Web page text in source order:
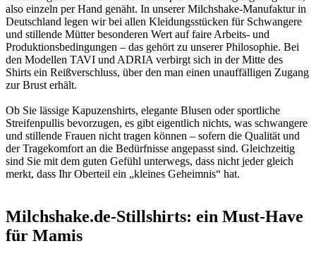
also einzeln per Hand genäht. In unserer Milchshake-Manufaktur in
Deutschland legen wir bei allen Kleidungsstücken für Schwangere
und stillende Mütter besonderen Wert auf faire Arbeits- und
Produktionsbedingungen – das gehört zu unserer Philosophie. Bei
den Modellen TAVI und ADRIA verbirgt sich in der Mitte des
Shirts ein Reißverschluss, über den man einen unauffälligen Zugang
zur Brust erhält.
Ob Sie lässige Kapuzenshirts, elegante Blusen oder sportliche
Streifenpullis bevorzugen, es gibt eigentlich nichts, was schwangere
und stillende Frauen nicht tragen können – sofern die Qualität und
der Tragekomfort an die Bedürfnisse angepasst sind. Gleichzeitig
sind Sie mit dem guten Gefühl unterwegs, dass nicht jeder gleich
merkt, dass Ihr Oberteil ein „kleines Geheimnis“ hat.
Milchshake.de-Stillshirts: ein Must-Have
für Mamis